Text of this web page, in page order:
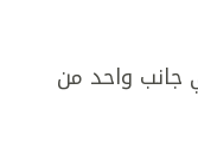
واحد من